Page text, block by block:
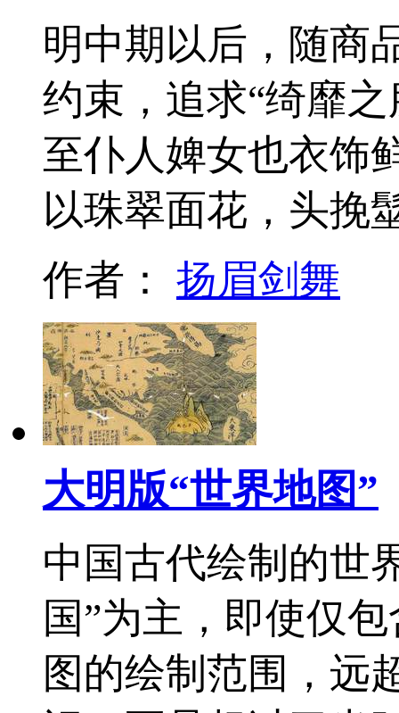
明中期以后，随商
约束，追求“绮靡
至仆人婢女也衣饰
以珠翠面花，头
作者： 扬眉剑舞
大明版“世界地图”
中国古代绘制的世
国”为主，即使仅
图的绘制范围，远